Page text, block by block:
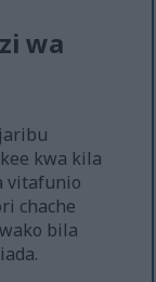
wa
kwa kila
vitafunio
chache
bila